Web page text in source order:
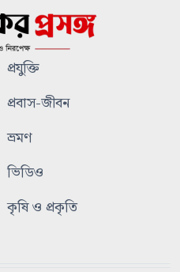
প্রযুক্তি
প্রবাস-জীবন
ভ্রমণ
ভিডিও
কৃষি ও প্রকৃতি